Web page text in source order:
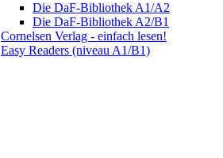
Die DaF-Bibliothek A1/A2
Die DaF-Bibliothek A2/B1
Cornelsen Verlag - einfach lesen!
Easy Readers (niveau A1/B1)